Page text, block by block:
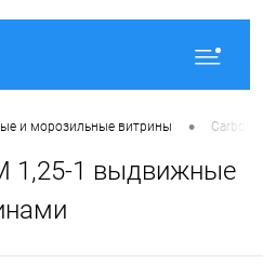
и морозильные витрины •
1,25-1 выдвижные